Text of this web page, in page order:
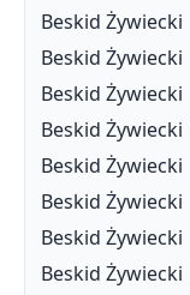
Beskid Żywiecki
Beskid Żywiecki
Beskid Żywiecki
Beskid Żywiecki
Beskid Żywiecki
Beskid Żywiecki
Beskid Żywiecki
Beskid Żywiecki